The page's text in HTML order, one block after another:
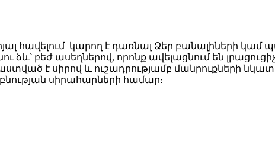
հավելում կարող է դառնալ Ձեր բանալիների
բեժ ասեղներով, որոնք ավելացնում են
է սիրով և ուշադրությամբ մանրուքների
սիրահարների համար։